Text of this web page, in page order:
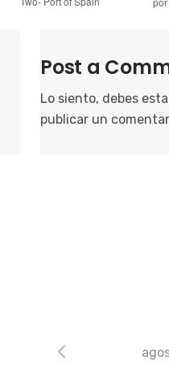
Post a
Lo siento, debes
publicar un